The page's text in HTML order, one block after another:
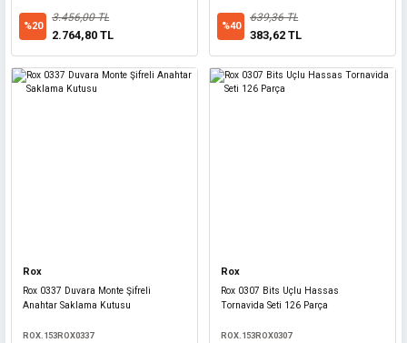
Master
Master 530413 Manyetik Kilitli 1/4'' Bits Tutucu Adaptör 60 mm
MASTER.530413
%20
3.456,00 TL
2.764,80 TL
%40
639,36 TL
383,62 TL
Rox
Rox 0337 Duvara Monte Şifreli
Anahtar Saklama Kutusu
ROX.153ROX0337
Rox
Rox 0307 Bits Uçlu Hassas
Tornavida Seti 126 Parça
ROX.153ROX0307